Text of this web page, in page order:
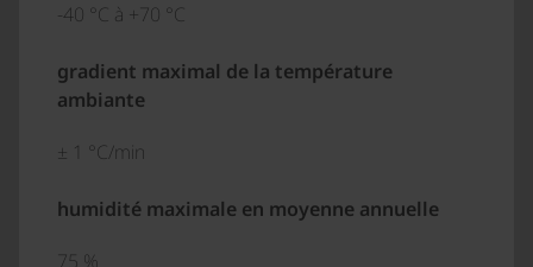
-40 °C à +70 °C
gradient maximal de la température
ambiante
± 1 °C/min
humidité maximale en moyenne annuelle
75 %